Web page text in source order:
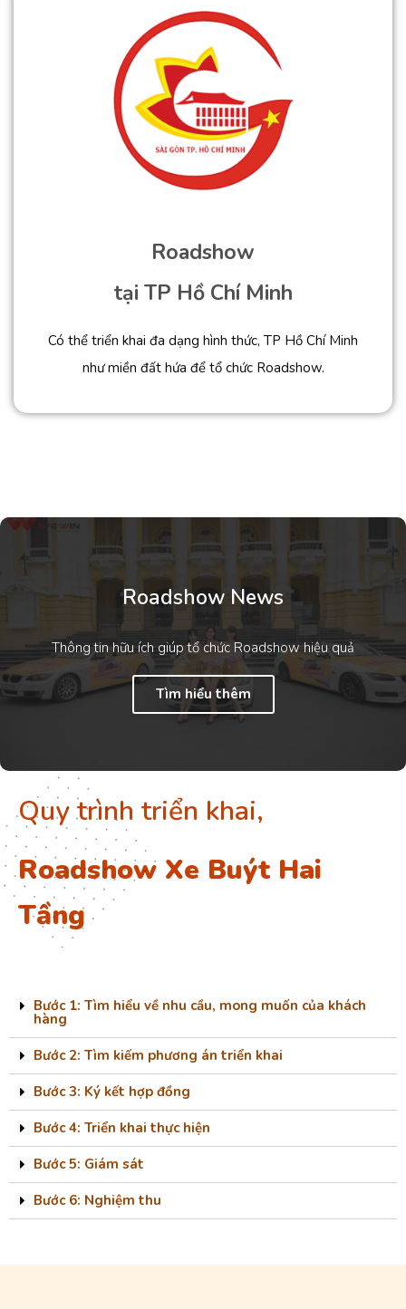
Roadshow
tại TP Hồ Chí Minh
Có thể triển khai đa dạng hình thức, TP Hồ Chí Minh
như miền đất hứa để tổ chức Roadshow.
Roadshow News
Thông tin hữu ích giúp tổ chức Roadshow hiệu quả
Tìm hiểu thêm
Quy trình triển khai,
Roadshow Xe Buýt Hai
Tầng
Bước 1: Tìm hiểu về nhu cầu, mong muốn của khách
hàng
Bước 2: Tìm kiếm phương án triển khai
Bước 3: Ký kết hợp đồng
Bước 4: Triển khai thực hiện
Bước 5: Giám sát
Bước 6: Nghiệm thu